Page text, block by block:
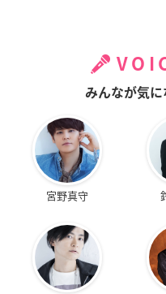
みんなが気
宮野真守